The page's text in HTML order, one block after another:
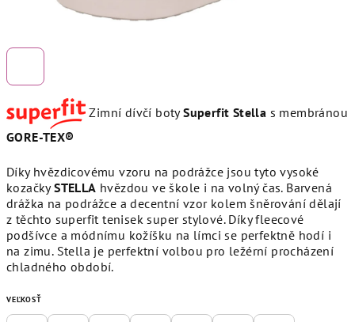
Zimní dívčí botySuperfit Stella s membránou
GORE-TEX®
Díky hvězdicovému vzoru na podrážce jsou tyto vysoké
kozačkySTELLA hvězdou ve škole i na volný čas. Barvená
drážka na podrážce a decentní vzor kolem šněrování dělají
z těchto superfit tenisek super stylové. Díky fleecové
podšívce a módnímu kožíšku na límci se perfektně hodí i
na zimu. Stella je perfektní volbou pro ležérní procházení
chladného období.
VEĽKOSŤ